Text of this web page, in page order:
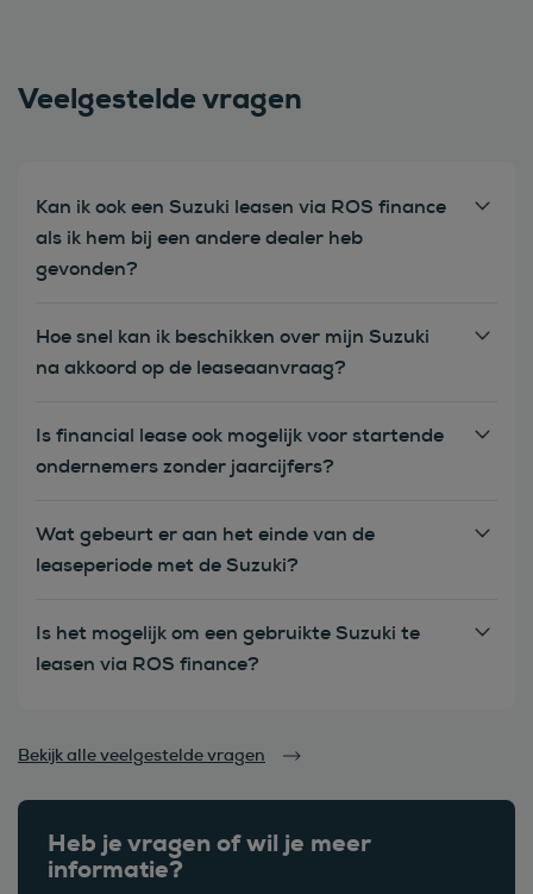
Heb je vragen of wil je meer
informatie?
Veelgestelde vragen
Kan ik ook een Suzuki leasen via ROS finance
als ik hem bij een andere dealer heb
gevonden?
Hoe snel kan ik beschikken over mijn Suzuki
na akkoord op de leaseaanvraag?
Is financial lease ook mogelijk voor startende
ondernemers zonder jaarcijfers?
Wat gebeurt er aan het einde van de
leaseperiode met de Suzuki?
Is het mogelijk om een gebruikte Suzuki te
leasen via ROS finance?
Bekijk alle veelgestelde vragen